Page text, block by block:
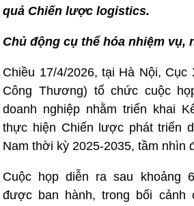
quả Chiến lược logistics.
Chủ động cụ thể hóa nhiệm vụ,
Chiều 17/4/2026, tại Hà Nội, Cục
Công Thương) tổ chức cuộc
doanh nghiệp nhằm triển khai
thực hiện Chiến lược phát triển
Nam thời kỳ 2025-2035, tầm nhìn
Cuộc họp diễn ra sau khoảng
được ban hành, trong bối cảnh